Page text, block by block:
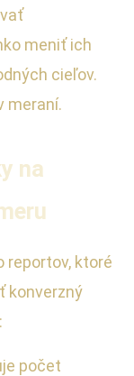
meniť ich
cieľov.
meraní.
na
reportov, ktoré
konverzný
počet